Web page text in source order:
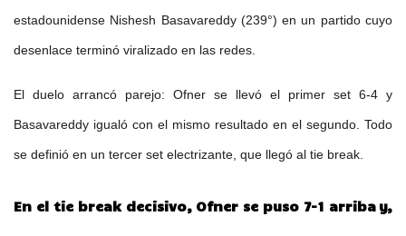
estadounidense Nishesh Basavareddy (239°) en un partido cuyo
desenlace terminó viralizado en las redes.
El duelo arrancó parejo: Ofner se llevó el primer set 6-4 y
Basavareddy igualó con el mismo resultado en el segundo. Todo
se definió en un tercer set electrizante, que llegó al tie break.
En el tie break decisivo, Ofner se puso 7-1 arriba y,